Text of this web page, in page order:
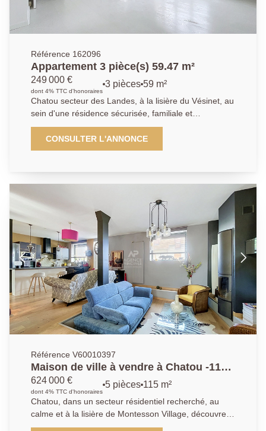
Référence 162096
Appartement 3 pièce(s) 59.47 m²
249 000 €
dont 4% TTC d'honoraires
3 pièces 59 m²
Chatou secteur des Landes, à la lisière du Vésinet, au
sein d'une résidence sécurisée, familiale et
verdoyante, à proximité immédiate des écoles, des
transports (bus) et des parcs et à 17 mn à pied du RE
A, découvrez cet appartement traversant et lumineux.
(13.47m² et 11m²), d'une salle d'eau, ainsi que de
toilettes séparées. Une cave complète ce bien.
Stationnement libre au sein de la résidence.
CONSULTER L'ANNONCE
Référence V60010397
Maison de ville à vendre à Chatou -115
m² - 3 chambres -Terrasse - Garage
624 000 €
dont 4% TTC d'honoraires
5 pièces 115 m²
Chatou, dans un secteur résidentiel recherché, au
calme et à la lisière de Montesson Village, découvrez
cette élégante maison de ville entièrement rénovée,